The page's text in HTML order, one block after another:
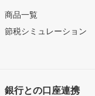
商品一覧
節税シミュレーション
銀行との口座連携